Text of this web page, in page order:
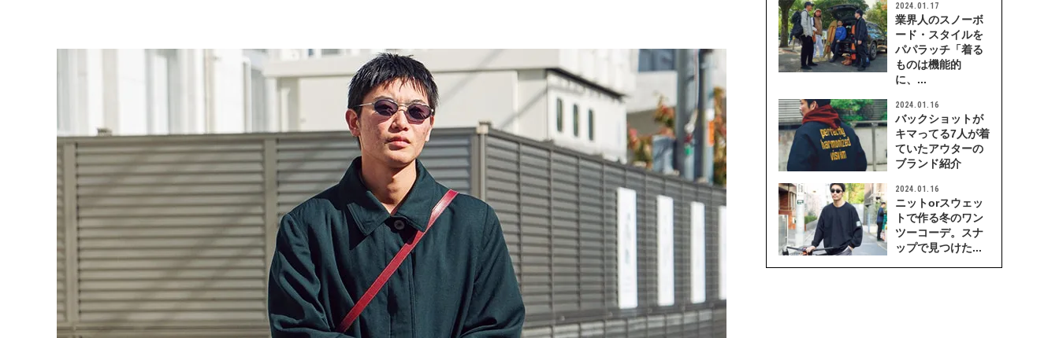
2024.01.17
業界人のスノーボ
ード・スタイルを
パパラッチ「着る
ものは機能的
に、...
2024.01.16
バックショットが
キマってる7人が着
ていたアウターの
ブランド紹介
2024.01.16
ニットorスウェッ
トで作る冬のワン
ツーコーデ。スナ
ップで見つけた...